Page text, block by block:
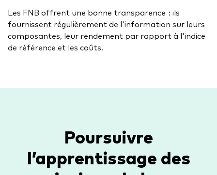
Les FNB offrent une bonne transparence : ils
fournissent régulièrement de l'information sur leurs
composantes, leur rendement par rapport à l'indice
de référence et les coûts.
Poursuivre
l’apprentissage des